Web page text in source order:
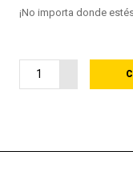
¡No importa donde